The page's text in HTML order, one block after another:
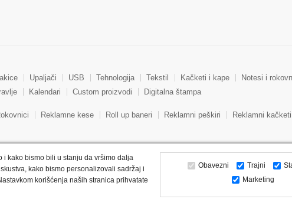
Upaljači USB Tehnologija Tekstil Kačketi i kape Notesi i
Kalendari Custom proizvodi Digitalna štampa
Reklamne kese Roll up baneri Reklamni peškiri Reklamni kačketi
kako bismo bili u stanju da vršimo dalja
kako bismo personalizovali sadržaj i
korišćenja naših stranica prihvatate
Obavezni Trajni
Marketing